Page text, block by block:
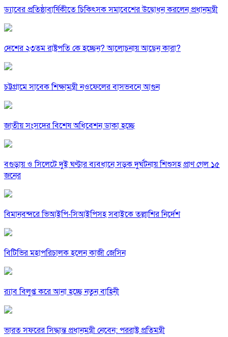
ড্যাবের প্রতিষ্ঠাবার্ষিকীতে চিকিৎসক সমাবেশের উদ্বোধন করলেন প্রধানমন্ত্রী
দেশের ২৩তম রাষ্ট্রপতি কে হচ্ছেন? আলোচনায় আছেন কারা?
চট্টগ্রামে সাবেক শিক্ষামন্ত্রী নওফেলের বাসভবনে আগুন
জাতীয় সংসদের বিশেষ অধিবেশন ডাকা হচ্ছে
বগুড়ায় ও সিলেটে দুই ঘণ্টার ব্যবধানে সড়ক দুর্ঘটনায় শিশুসহ প্রাণ গেল ১৫
জনের
বিমানবন্দরে ভিআইপি-সিআইপিসহ সবাইকে তল্লাশির নির্দেশ
বিটিভির মহাপরিচালক হলেন কাজী জেসিন
র‍্যাব বিলুপ্ত করে আনা হচ্ছে নতুন বাহিনী
ভারত সফরের সিদ্ধান্ত প্রধানমন্ত্রী নেবেন: পররাষ্ট্র প্রতিমন্ত্রী